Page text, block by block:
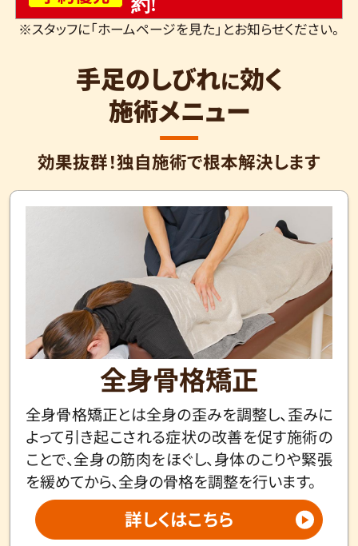
約!
※スタッフに「ホームページを見た」とお知らせください。
手足のしびれに効く
施術メニュー
効果抜群！独自施術で根本解決します
全身骨格矯正
全身骨格矯正とは全身の歪みを調整し、歪みに
よって引き起こされる症状の改善を促す施術の
ことで、全身の筋肉をほぐし、身体のこりや緊張
を緩めてから、全身の骨格を調整を行います。
詳しくはこちら